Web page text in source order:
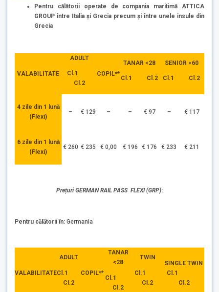
Pentru călătorii operate de compania maritimă ATTICA
GROUP între Italia și Grecia precum și între unele insule din
Grecia
VALABILITATE
ADULT
Cl.1
Cl.2
COPIL**
TANAR <28
Cl.1 Cl.2
SENIOR >60
Cl.1 Cl.2
4 zile din 1 lună
(Flexi)
– € 129 – – € 97 – € 117
6 zile din 1 lună
(Flexi)
€ 260 € 235 € 0,00 € 196 € 176 € 233 € 211
Prețuri GERMAN RAIL PASS FLEXI (GRP):
Pentru călătorii în: Germania
VALABILITATE
ADULT
Cl.1
Cl.2
COPIL**
TANAR
<28
Cl.1
Cl.2
TWIN
Cl.1
Cl.2
SINGLE TWIN
Cl.1
Cl.2